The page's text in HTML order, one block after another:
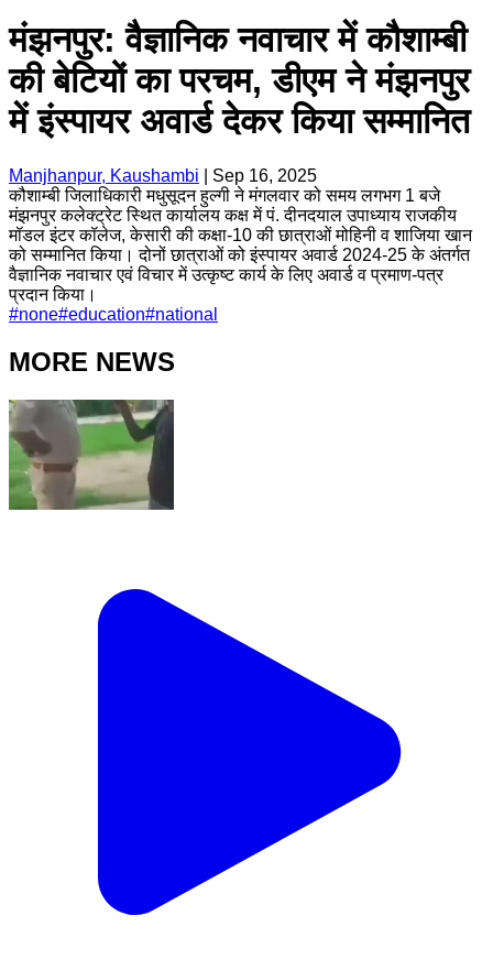
मंझनपुर: वैज्ञानिक नवाचार में कौशाम्बी
की बेटियों का परचम, डीएम ने मंझनपुर
में इंस्पायर अवार्ड देकर किया सम्मानित
Manjhanpur, Kaushambi
Sep 16, 2025
कौशाम्बी जिलाधिकारी मधुसूदन हुल्गी ने मंगलवार को समय लगभग 1 बजे
मंझनपुर कलेक्ट्रेट स्थित कार्यालय कक्ष में पं. दीनदयाल उपाध्याय राजकीय
मॉडल इंटर कॉलेज, केसारी की कक्षा-10 की छात्राओं मोहिनी व शाजिया खान
को सम्मानित किया। दोनों छात्राओं को इंस्पायर अवार्ड 2024-25 के अंतर्गत
वैज्ञानिक नवाचार एवं विचार में उत्कृष्ट कार्य के लिए अवार्ड व प्रमाण-पत्र
प्रदान किया।
#none#education#national
MORE NEWS